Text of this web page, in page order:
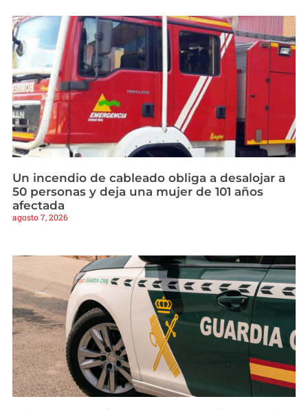
Un incendio de cableado obliga a desalojar a
50 personas y deja una mujer de 101 años
afectada
agosto 7, 2026